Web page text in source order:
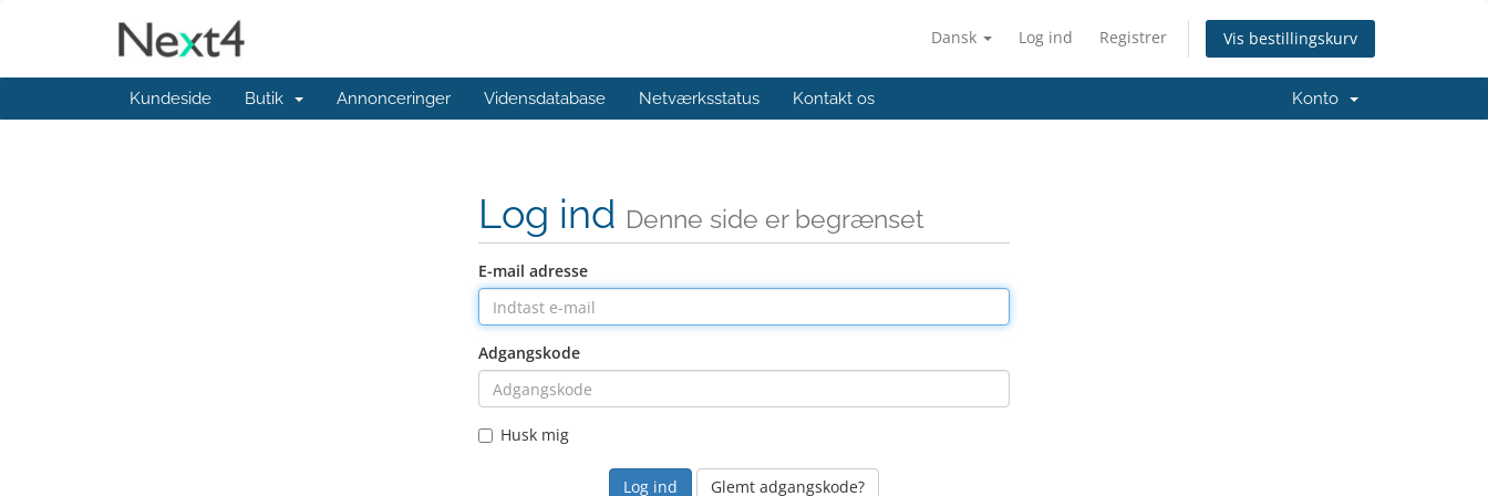
Dansk Log ind Registrer Vis bestillingskurv
Kundeside Butik Annonceringer Vidensdatabase Netværksstatus Kontakt os Konto
Log ind Denne side er begrænset
E-mail adresse
Adgangskode
Husk mig
Glemt adgangskode?